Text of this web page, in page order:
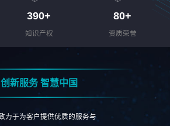
390+
知识产权
80+
资质荣誉
创新服务 智慧中国
于为客户提供优质的服务与